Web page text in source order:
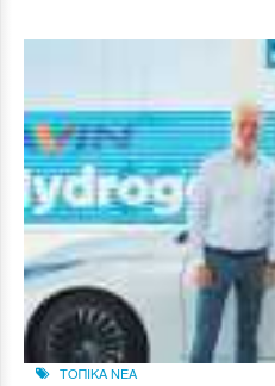
ΤΟΠΙΚΑ ΝΕΑ